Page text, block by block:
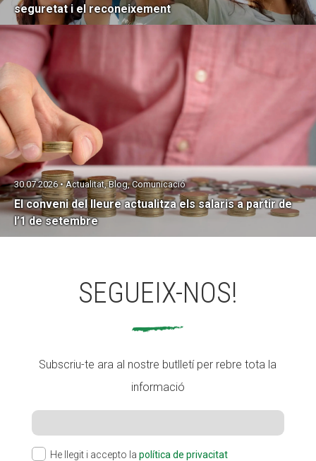
seguretat i el reconeixement
El conveni del lleure actualitza els salaris a partir de
l’1 de setembre
30.07.2026 • Actualitat, Blog, Comunicació
SEGUEIX-NOS!
Subscriu-te ara al nostre butlletí per rebre tota la
informació
He llegit i accepto la política de privacitat